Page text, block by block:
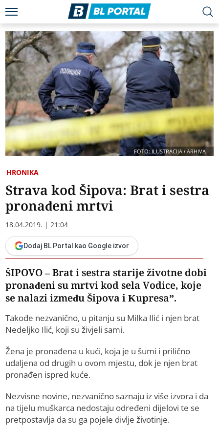
FOTO: ILUSTRACIJA / ARHIVA
HRONIKA
Strava kod Šipova: Brat i sestra
pronađeni mrtvi
18.04.2019. | 21:04
Dodaj BL Portal kao Google izvor
ŠIPOVO – Brat i sestra starije životne dobi
pronađeni su mrtvi kod sela Vodice, koje
se nalazi između Šipova i Kupresa”.
Takođe nezvanično, u pitanju su Milka Ilić i njen brat
Nedeljko Ilić, koji su živjeli sami.
Žena je pronađena u kući, koja je u šumi i prilično
udaljena od drugih u ovom mjestu, dok je njen brat
pronađen ispred kuće.
Nezvisne novine, nezvanično saznaju iz više izvora i da
na tijelu muškarca nedostaju određeni dijelovi te se
pretpostavlja da su ga pojele divlje životinje.